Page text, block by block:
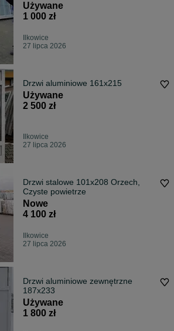
Używane
1 000 zł
Ilkowice
27 lipca 2026
Drzwi aluminiowe 161x215
Używane
2 500 zł
Ilkowice
27 lipca 2026
Drzwi stalowe 101x208 Orzech,
Czyste powietrze
Nowe
4 100 zł
Ilkowice
27 lipca 2026
Drzwi aluminiowe zewnętrzne
187x233
Używane
1 800 zł